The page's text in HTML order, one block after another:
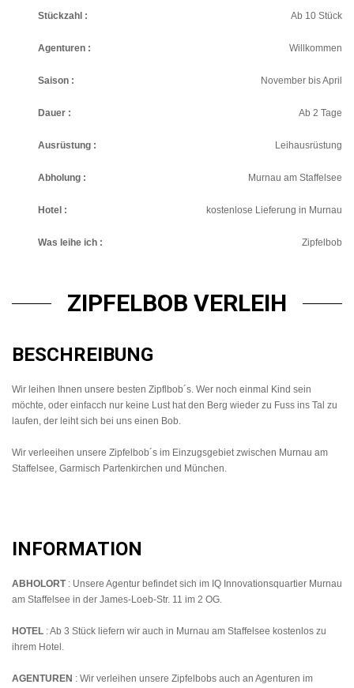
Stückzahl : Ab 10 Stück
Agenturen : Willkommen
Saison : November bis April
Dauer : Ab 2 Tage
Ausrüstung : Leihausrüstung
Abholung : Murnau am Staffelsee
Hotel : kostenlose Lieferung in Murnau
Was leihe ich : Zipfelbob
ZIPFELBOB VERLEIH
BESCHREIBUNG
Wir leihen Ihnen unsere besten Zipflbob´s. Wer noch einmal Kind sein
möchte, oder einfacch nur keine Lust hat den Berg wieder zu Fuss ins Tal zu
laufen, der leiht sich bei uns einen Bob.
Wir verleeihen unsere Zipfelbob´s im Einzugsgebiet zwischen Murnau am
Staffelsee, Garmisch Partenkirchen und München.
INFORMATION
ABHOLORT: Unsere Agentur befindet sich im IQ Innovationsquartier Murnau
am Staffelsee in der James-Loeb-Str. 11 im 2 OG.
HOTEL : Ab 3 Stück liefern wir auch in Murnau am Staffelsee kostenlos zu
ihrem Hotel.
AGENTUREN : Wir verleihen unsere Zipfelbobs auch an Agenturen im